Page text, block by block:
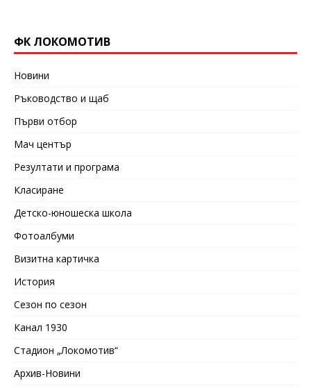
ФК ЛОКОМОТИВ
Новини
Ръководство и щаб
Първи отбор
Мач център
Резултати и програма
Класиране
Детско-юношеска школа
Фотоалбуми
Визитна картичка
История
Сезон по сезон
Канал 1930
Стадион „Локомотив“
Архив-Новини